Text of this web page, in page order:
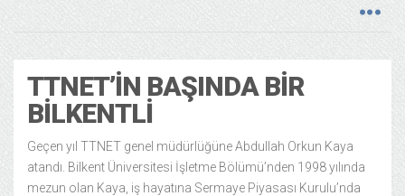
TTNET’IN BAŞINDA BIR
BILKENTLI
Geçen yıl TTNET genel müdürlüğüne Abdullah Orkun Kaya
atandı. Bilkent Üniversitesi İşletme Bölümü’nden 1998 yılında
mezun olan Kaya, iş hayatına Sermaye Piyasası Kurulu’nda